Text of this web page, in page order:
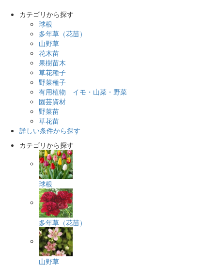
カテゴリから探す
球根
多年草（花苗）
山野草
花木苗
果樹苗木
草花種子
野菜種子
有用植物 イモ・山菜・野菜
園芸資材
野菜苗
草花苗
詳しい条件から探す
カテゴリから探す
球根
多年草（花苗）
山野草